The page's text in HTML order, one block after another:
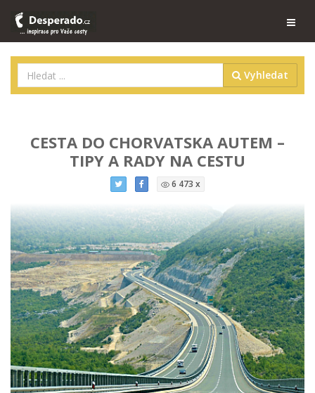
Vyhledat
CESTA DO CHORVATSKA AUTEM –
TIPY A RADY NA CESTU
6 473 x